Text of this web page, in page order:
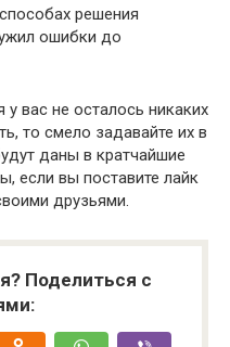
решения
ошибки до
вас не осталось никаких
то смело задавайте их в
даны в кратчайшие
если вы поставите лайк
друзьями.
Поделиться с